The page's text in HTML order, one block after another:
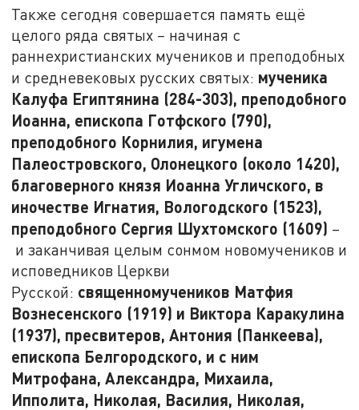
Также сегодня совершается память ещё
целого ряда святых – начиная с
раннехристианских мучеников и преподобных
и средневековых русских святых: мученика
Калуфа Египтянина (284-303), преподобного
Иоанна, епископа Готфского (790),
преподобного Корнилия, игумена
Палеостровского, Олонецкого (около 1420),
благоверного князя Иоанна Угличского, в
иночестве Игнатия, Вологодского (1523),
преподобного Сергия Шухтомского (1609) –
и заканчивая целым сонмом новомучеников и
исповедников Церкви
Русской: священномучеников Матфия
Вознесенского (1919) и Виктора Каракулина
(1937), пресвитеров, Антония (Панкеева),
епископа Белгородского, и с ним
Митрофана, Александра, Михаила,
Ипполита, Николая, Василия, Николая,